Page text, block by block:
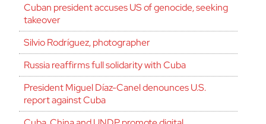
Cuban president accuses US of genocide, seeking
takeover
Silvio Rodríguez, photographer
Russia reaffirms full solidarity with Cuba
President Miguel Díaz-Canel denounces U.S.
report against Cuba